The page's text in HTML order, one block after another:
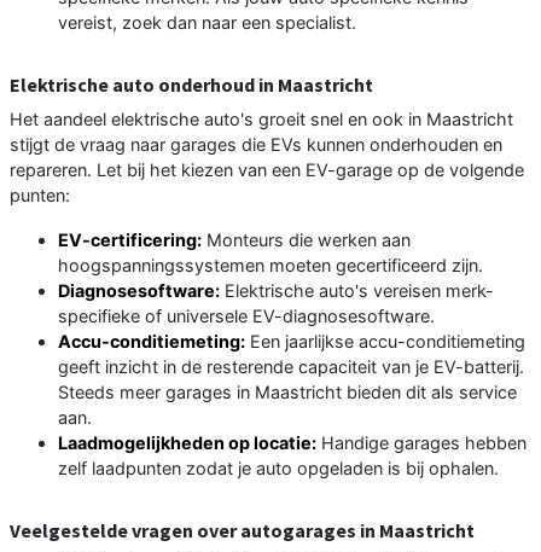
vereist, zoek dan naar een specialist.
Elektrische auto onderhoud in Maastricht
Het aandeel elektrische auto's groeit snel en ook in Maastricht
stijgt de vraag naar garages die EVs kunnen onderhouden en
repareren. Let bij het kiezen van een EV-garage op de volgende
punten:
EV-certificering: Monteurs die werken aan
hoogspanningssystemen moeten gecertificeerd zijn.
Diagnosesoftware: Elektrische auto's vereisen merk-
specifieke of universele EV-diagnosesoftware.
Accu-conditiemeting: Een jaarlijkse accu-conditiemeting
geeft inzicht in de resterende capaciteit van je EV-batterij.
Steeds meer garages in Maastricht bieden dit als service
aan.
Laadmogelijkheden op locatie: Handige garages hebben
zelf laadpunten zodat je auto opgeladen is bij ophalen.
Veelgestelde vragen over autogarages in Maastricht